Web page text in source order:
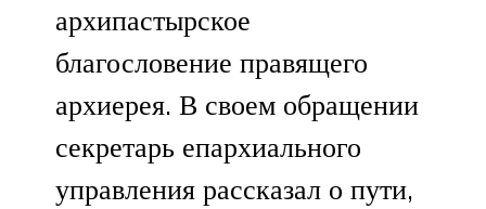
архипастырское
благословение правящего
архиерея. В своем обращении
секретарь епархиального
управления рассказал о пути,